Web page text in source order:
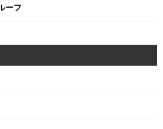
ーフ